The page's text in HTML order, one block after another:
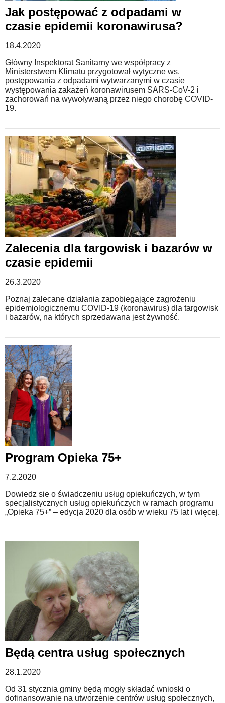
Jak postępować z odpadami w
czasie epidemii koronawirusa?
18.4.2020
Główny Inspektorat Sanitarny we współpracy z
Ministerstwem Klimatu przygotował wytyczne ws.
postępowania z odpadami wytwarzanymi w czasie
występowania zakażeń koronawirusem SARS-CoV-2 i
zachorowań na wywoływaną przez niego chorobę COVID-
19.
Zalecenia dla targowisk i bazarów w
czasie epidemii
26.3.2020
Poznaj zalecane działania zapobiegające zagrożeniu
epidemiologicznemu COVID-19 (koronawirus) dla targowisk
i bazarów, na których sprzedawana jest żywność.
Program Opieka 75+
7.2.2020
Dowiedz sie o świadczeniu usług opiekuńczych, w tym
specjalistycznych usług opiekuńczych w ramach programu
„Opieka 75+” – edycja 2020 dla osób w wieku 75 lat i więcej.
Będą centra usług społecznych
28.1.2020
Od 31 stycznia gminy będą mogły składać wnioski o
dofinansowanie na utworzenie centrów usług społecznych,